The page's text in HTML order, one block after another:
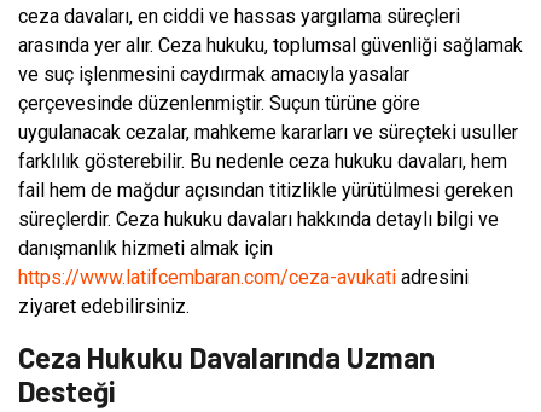
ceza davaları, en ciddi ve hassas yargılama süreçleri
arasında yer alır. Ceza hukuku, toplumsal güvenliği sağlamak
ve suç işlenmesini caydırmak amacıyla yasalar
çerçevesinde düzenlenmiştir. Suçun türüne göre
uygulanacak cezalar, mahkeme kararları ve süreçteki usuller
farklılık gösterebilir. Bu nedenle ceza hukuku davaları, hem
fail hem de mağdur açısından titizlikle yürütülmesi gereken
süreçlerdir. Ceza hukuku davaları hakkında detaylı bilgi ve
danışmanlık hizmeti almak için
https://www.latifcembaran.com/ceza-avukati adresini
ziyaret edebilirsiniz.
Ceza Hukuku Davalarında Uzman
Desteği